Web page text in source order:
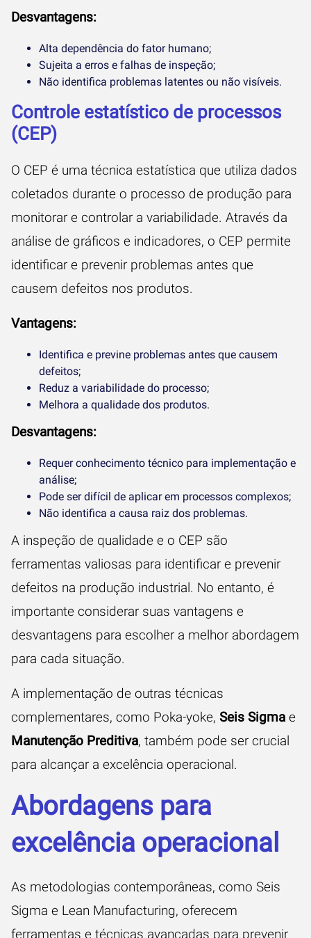
Desvantagens:
Alta dependência do fator humano;
Sujeita a erros e falhas de inspeção;
Não identifica problemas latentes ou não visíveis.
Controle estatístico de processos
(CEP)
O CEP é uma técnica estatística que utiliza dados
coletados durante o processo de produção para
monitorar e controlar a variabilidade. Através da
análise de gráficos e indicadores, o CEP permite
identificar e prevenir problemas antes que
causem defeitos nos produtos.
Vantagens:
Identifica e previne problemas antes que causem
defeitos;
Reduz a variabilidade do processo;
Melhora a qualidade dos produtos.
Desvantagens:
Requer conhecimento técnico para implementação e
análise;
Pode ser difícil de aplicar em processos complexos;
Não identifica a causa raiz dos problemas.
A inspeção de qualidade e o CEP são
ferramentas valiosas para identificar e prevenir
defeitos na produção industrial. No entanto, é
importante considerar suas vantagens e
desvantagens para escolher a melhor abordagem
para cada situação.
A implementação de outras técnicas
complementares, como Poka-yoke, Seis Sigma e
Manutenção Preditiva, também pode ser crucial
para alcançar a excelência operacional.
Abordagens para
excelência operacional
As metodologias contemporâneas, como Seis
Sigma e Lean Manufacturing, oferecem
ferramentas e técnicas avançadas para prevenir